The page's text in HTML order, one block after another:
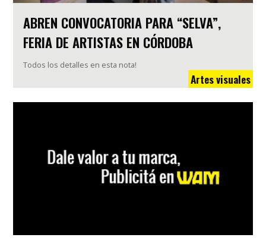
ABREN CONVOCATORIA PARA “SELVA”,
FERIA DE ARTISTAS EN CÓRDOBA
Todos los detalles en esta nota!
Artes visuales